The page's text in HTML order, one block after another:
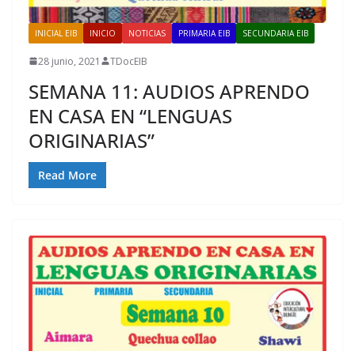
INICIAL EIB INICIO NOTICIAS PRIMARIA EIB SECUNDARIA EIB
28 junio, 2021 TDocEIB
SEMANA 11: AUDIOS APRENDO
EN CASA EN “LENGUAS
ORIGINARIAS”
Read More